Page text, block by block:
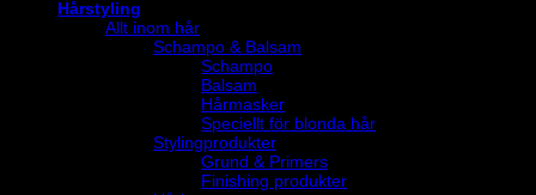
Hårstyling
Allt inom hår
Schampo & Balsam
Schampo
Balsam
Hårmasker
Speciellt för blonda hår
Stylingprodukter
Grund & Primers
Finishing produkter